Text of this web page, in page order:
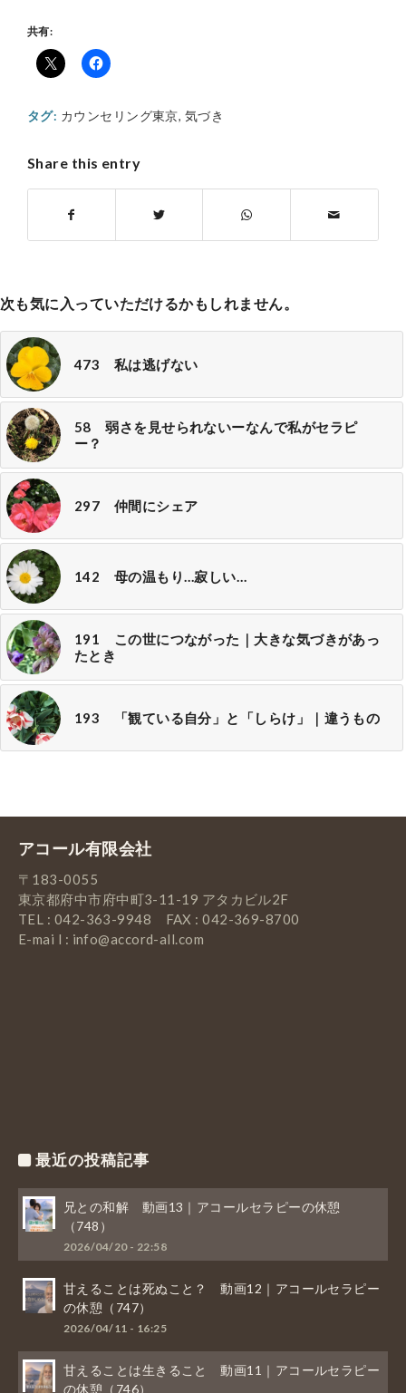
共有:
タグ: カウンセリング東京, 気づき
Share this entry
次も気に入っていただけるかもしれません。
473 私は逃げない
58 弱さを見せられないーなんで私がセラピ
ー？
297 仲間にシェア
142 母の温もり…寂しい…
191 この世につながった｜大きな気づきがあっ
たとき
193 「観ている自分」と「しらけ」｜違うもの
アコール有限会社
〒183-0055
東京都府中市府中町3-11-19 アタカビル2F
TEL : 042-363-9948 FAX : 042-369-8700
E-mai l : info@accord-all.com
最近の投稿記事
兄との和解 動画13｜アコールセラピーの休憩
（748）
2026/04/20 - 22:58
甘えることは死ぬこと？ 動画12｜アコールセラピー
の休憩（747）
2026/04/11 - 16:25
甘えることは生きること 動画11｜アコールセラピー
の休憩（746）